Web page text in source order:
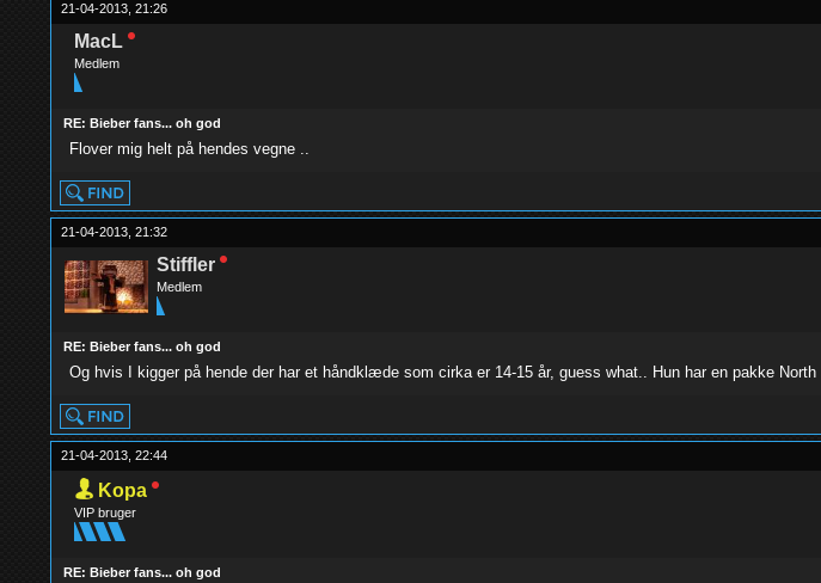
21-04-2013, 21:26
MacL
Medlem
RE: Bieber fans... oh god
Flover mig helt på hendes vegne ..
21-04-2013, 21:32
Stiffler
Medlem
RE: Bieber fans... oh god
Og hvis I kigger på hende der har et håndklæde som cirka er 14-15 år, guess what.. Hun har en pakke
21-04-2013, 22:44
Kopa
VIP bruger
RE: Bieber fans... oh god